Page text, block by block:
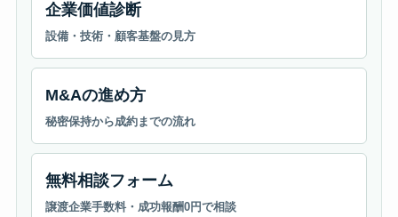
企業価値診断
設備・技術・顧客基盤の見方
M&Aの進め方
秘密保持から成約までの流れ
無料相談フォーム
譲渡企業手数料・成功報酬0円で相談